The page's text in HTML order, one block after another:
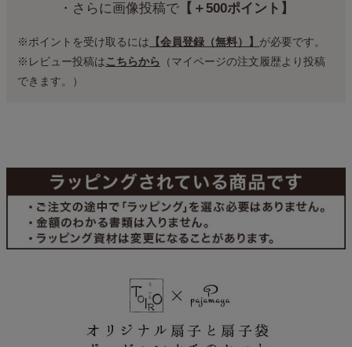
・さらに画像投稿で【＋500ポイント】
※ポイントを受け取るには 【会員登録（無料）】 が必要です。
※レビュー投稿はこちらから （マイページの注文履歴より投稿
できます。）